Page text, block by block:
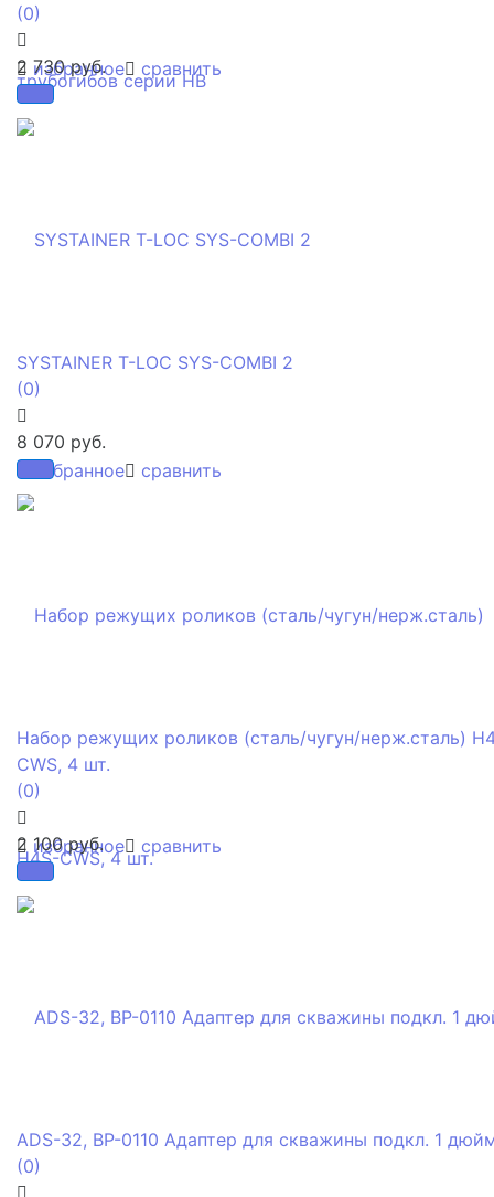
избранное сравнить
(0)
2 730 руб.
избранное сравнить
SYSTAINER T-LOC SYS-COMBI 2
(0)
8 070 руб.
избранное сравнить
Набор режущих роликов (сталь/чугун/нерж.сталь)
CWS, 4 шт.
(0)
2 100 руб.
ADS-32, BP-0110 Адаптер для скважины подкл. 1
(0)